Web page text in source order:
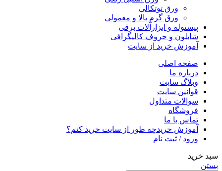
ورق توتکالی
ورق گرم بالا و معمولی
پیستوله و ابزارآلات برقی
شابلون و حروف کالیگرافی
آموزش خرید از سایت
صفحه اصلی
درباره ما
وبلاگ سایت
قوانین سایت
سوالات متداول
فروشگاه
تماس با ما
آموزش خریدچه طور از سایت خرید کنم؟
ورود / ثبت نام
سبد خرید
بستن